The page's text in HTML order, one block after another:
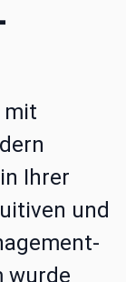
mit
Ihrer
und
wurde